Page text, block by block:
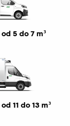
5 do 7 m³
11 do 13 m³